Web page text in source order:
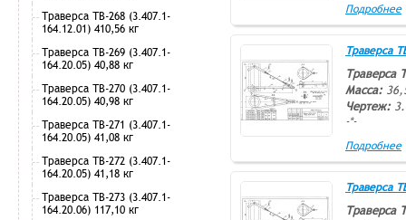
Траверса ТВ-268 (3.407.1-
164.12.01) 410,56 кг
Траверса ТВ-269 (3.407.1-
164.20.05) 40,88 кг
Траверса ТВ-270 (3.407.1-
164.20.05) 40,98 кг
Траверса ТВ-271 (3.407.1-
164.20.05) 41,08 кг
Траверса ТВ-272 (3.407.1-
164.20.05) 41,18 кг
Траверса ТВ-273 (3.407.1-
164.20.06) 117,10 кг
Подробнее
Траверса
Траверса
Масса:
Чертеж:
-*-
Подробнее
Траверса
Траверса